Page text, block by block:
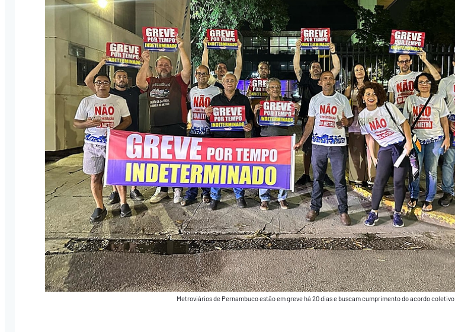
Metroviários de Pernambuco estão em greve há 20 dias e buscam cumprimento do acordo coletivo